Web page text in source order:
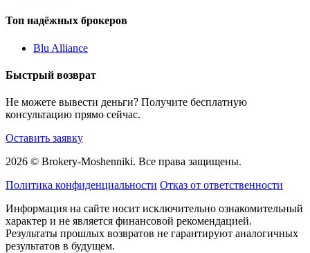
Топ надёжных брокеров
Blu Alliance
Быстрый возврат
Не можете вывести деньги? Получите бесплатную
консультацию прямо сейчас.
Оставить заявку
2026 © Brokery-Moshenniki. Все права защищены.
Политика конфиденциальности Отказ от ответственности
Информация на сайте носит исключительно ознакомительный
характер и не является финансовой рекомендацией.
Результаты прошлых возвратов не гарантируют аналогичных
результатов в будущем.